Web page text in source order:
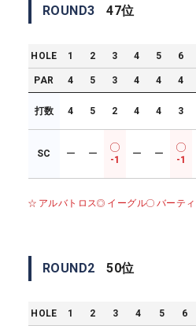
ROUND3 47位
HOLE 1 2 3 4 5 6
PAR 4 5 3 4 4 4
打数 4 5 2 4 4 3
SC ー ー
-1
ー ー
-1
アルバトロス イーグル バーティ
ROUND2 50位
HOLE 1 2 3 4 5 6